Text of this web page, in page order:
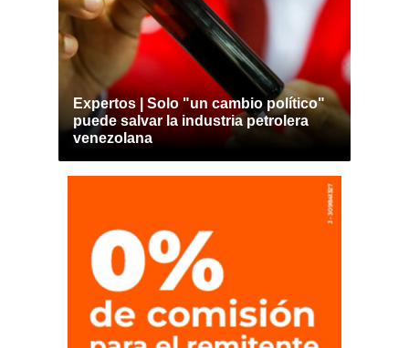
Expertos | Solo "un cambio político"
puede salvar la industria petrolera
venezolana